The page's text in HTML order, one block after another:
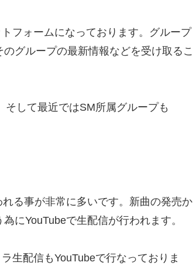
フォームになっております。グループ
グループの最新情報などを受け取るこ
して最近ではSM所属グループも
る事が非常に多いです。新曲の発売か
にYouTubeで生配信が行われます。
生配信もYouTubeで行なっておりま